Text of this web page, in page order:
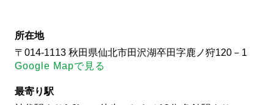
所在地
〒014-1113 秋田県仙北市田沢湖卒田字鹿ノ狩120－1
Google Mapで見る
最寄り駅